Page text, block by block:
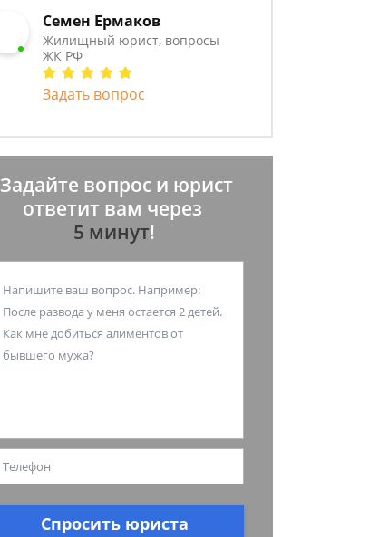
Семен Ермаков
Жилищный юрист, вопросы
ЖК РФ
Задать вопрос
Задайте вопрос и юрист
ответит вам через
5 минут!
Спросить юриста